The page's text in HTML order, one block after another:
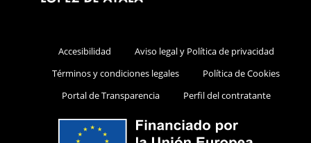
Accesibilidad
Aviso legal y Política de privacidad
Términos y condiciones legales
Política de Cookies
Portal de Transparencia
Perfil del contratante